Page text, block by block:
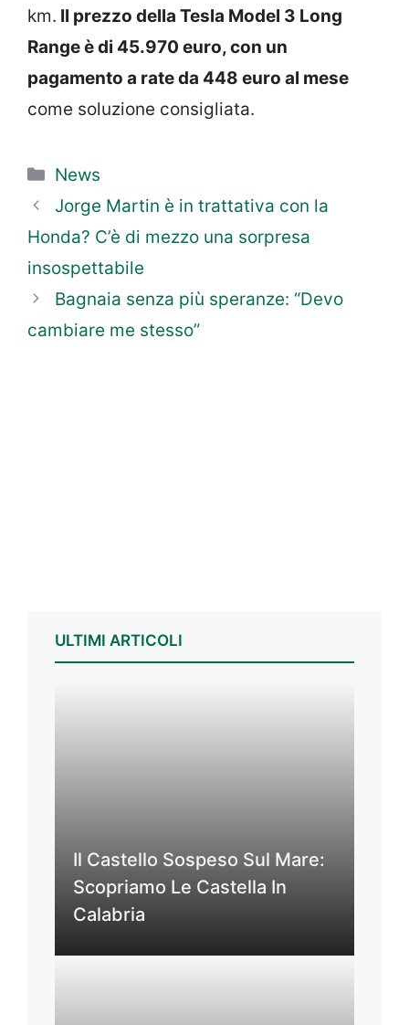
km. Il prezzo della Tesla Model 3 Long
Range è di 45.970 euro, con un
pagamento a rate da 448 euro al mese
come soluzione consigliata.
Categorie
News
Jorge Martin è in trattativa con la
Honda? C’è di mezzo una sorpresa
insospettabile
Bagnaia senza più speranze: “Devo
cambiare me stesso”
ULTIMI ARTICOLI
Il Castello Sospeso Sul Mare:
Scopriamo Le Castella In
Calabria